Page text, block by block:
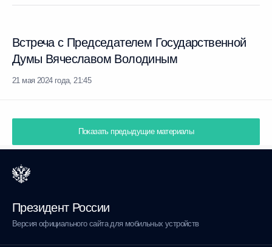
Встреча с Председателем Государственной
Думы Вячеславом Володиным
21 мая 2024 года, 21:45
Показать предыдущие материалы
Президент России
Версия официального сайта для мобильных устройств